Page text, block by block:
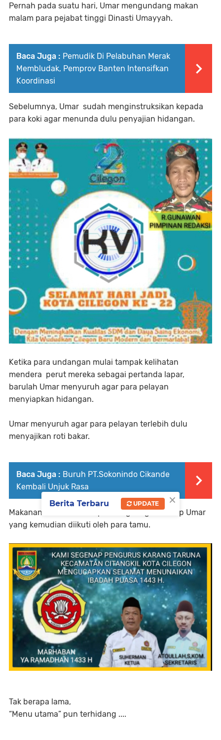
Pernah pada suatu hari, Umar mengundang makan
malam para pejabat tinggi Dinasti Umayyah.
Baca Juga : Pemudik Di Pelabuhan Merak
Membludak, Pemprov Banten Intensifkan
Koordinasi
Sebelumnya, Umar sudah menginstruksikan kepada
para koki agar menunda dulu penyajian hidangan.
Ketika para undangan mulai tampak kelihatan
mendera perut mereka sebagai pertanda lapar,
barulah Umar menyuruh agar para pelayan
menyiapkan hidangan.
Umar menyuruh agar para pelayan terlebih dulu
menyajikan roti bakar.
Baca Juga : Buruh PT.Sokonindo Cikande
Kembali Unjuk Rasa
Makanan sederhana itu pun langsung disantap Umar
yang kemudian diikuti oleh para tamu.
Tak berapa lama,
“Menu utama” pun terhidang ....
×
Berita Terbaru UPDATE